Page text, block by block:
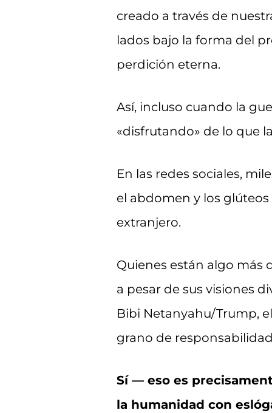
creado a través de
lados bajo la forma del
perdición eterna.
Así, incluso cuando la
«disfrutando» de lo que
En las redes sociales,
el abdomen y los
extranjero.
Quienes están algo más
a pesar de sus visiones
Bibi Netanyahu/Trump,
grano de
Sí — eso es
la humanidad con